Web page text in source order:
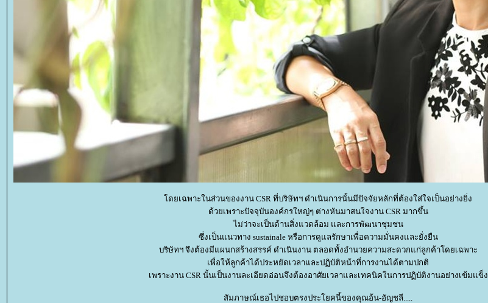
ดยเฉพาะในส่วนของงาน CSR ที่บริษัทฯ ดำเนินการนั้นมีปัจจัยหลักที่ต้องใส่ใจเป็นอย่างยิ่ง
ด้วยเพราะปัจจุบันองค์กรใหญ่ๆ ต่างหันมาสนใจงาน CSR มากขึ้น
ไม่ว่าจะเป็นด้านสิ่งแวดล้อม และการพัฒนาชุมชน
ซึ่งเป็นแนวทาง sustainale หรือการดูแลรักษาเพื่อความมั่นคงและยั่งยืน
บริษัทฯ จึงต้องมีแผนกสร้างสรรค์ ดำเนินงาน ตลอดทั้งอำนวยความสะดวกแก่ลูกค้าโดยเฉพาะ
เพื่อให้ลูกค้าได้ประหยัดเวลาและปฏิบัติหน้าที่การงานได้ตามปกติ
เพราะงาน CSR นั้นเป็นงานละเอียดอ่อนจึงต้องอาศัยเวลาและเทคนิคในการปฏิบัติงานอย่างเข้มแข็ง
สัมภาษณ์เธอไปชอบตรงประโยคนี้ของคุณอ้น-อัญชลี.....